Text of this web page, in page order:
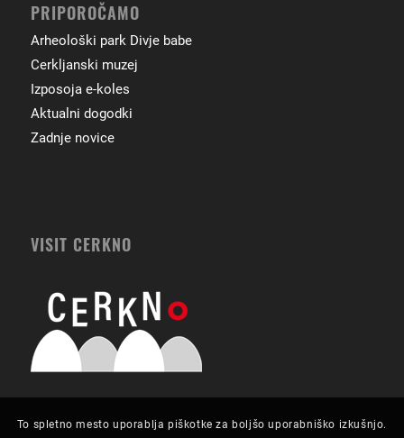
PRIPOROČAMO
Arheološki park Divje babe
Cerkljanski muzej
Izposoja e-koles
Aktualni dogodki
Zadnje novice
VISIT CERKNO
To spletno mesto uporablja piškotke za boljšo uporabniško izkušnjo.